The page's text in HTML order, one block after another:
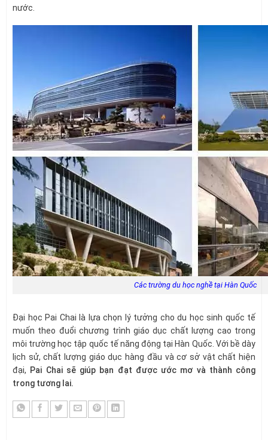
nước.
Các trường du học nghề tại Hàn Quốc
Đại học Pai Chai là lựa chọn lý tưởng cho du học sinh quốc tế
muốn theo đuổi chương trình giáo dục chất lượng cao trong
môi trường học tập quốc tế năng động tại Hàn Quốc. Với bề dày
lịch sử, chất lượng giáo dục hàng đầu và cơ sở vật chất hiện
đại, Pai Chai sẽ giúp bạn đạt được ước mơ và thành công
trong tương lai.